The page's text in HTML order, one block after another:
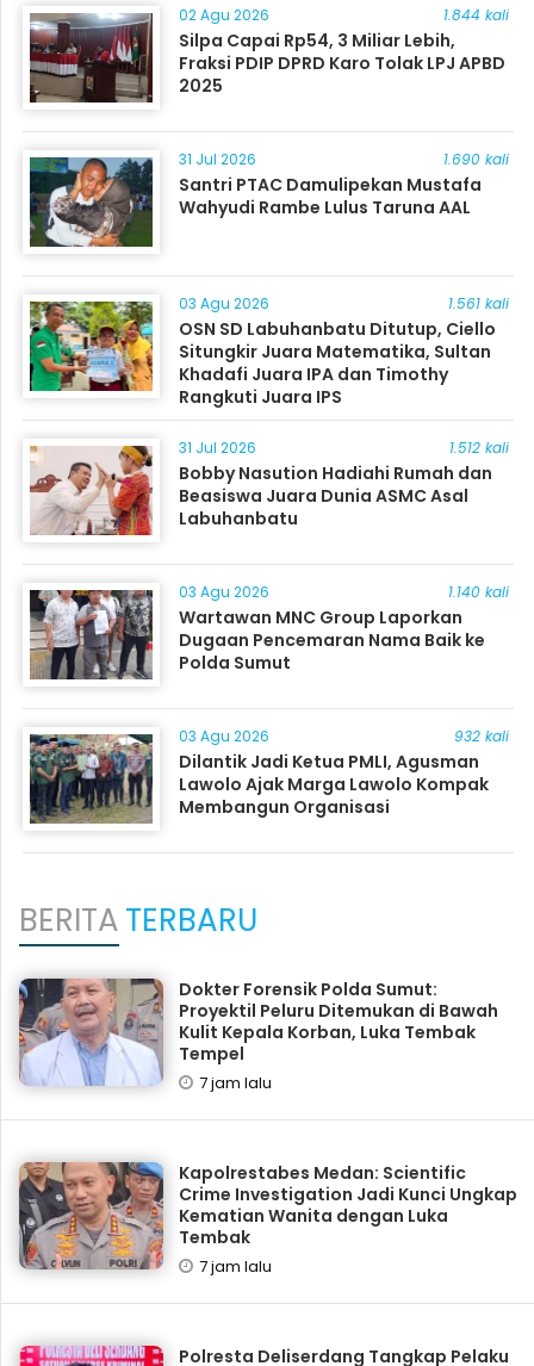
02 Agu 2026 1.844 kali
Silpa Capai Rp54, 3 Miliar Lebih,
Fraksi PDIP DPRD Karo Tolak LPJ APBD
2025
31 Jul 2026 1.690 kali
Santri PTAC Damulipekan Mustafa
Wahyudi Rambe Lulus Taruna AAL
03 Agu 2026 1.561 kali
OSN SD Labuhanbatu Ditutup, Ciello
Situngkir Juara Matematika, Sultan
Khadafi Juara IPA dan Timothy
Rangkuti Juara IPS
31 Jul 2026 1.512 kali
Bobby Nasution Hadiahi Rumah dan
Beasiswa Juara Dunia ASMC Asal
Labuhanbatu
03 Agu 2026 1.140 kali
Wartawan MNC Group Laporkan
Dugaan Pencemaran Nama Baik ke
Polda Sumut
03 Agu 2026 932 kali
Dilantik Jadi Ketua PMLI, Agusman
Lawolo Ajak Marga Lawolo Kompak
Membangun Organisasi
BERITATERBARU
Dokter Forensik Polda Sumut:
Proyektil Peluru Ditemukan di Bawah
Kulit Kepala Korban, Luka Tembak
Tempel
7 jam lalu
Kapolrestabes Medan: Scientific
Crime Investigation Jadi Kunci Ungkap
Kematian Wanita dengan Luka
Tembak
7 jam lalu
Polresta Deliserdang Tangkap Pelaku